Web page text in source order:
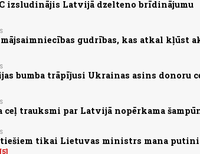
izsludinājis Latvijā dzelteno brīdinājumu
mājsaimniecības gudrības, kas atkal kļūst
bumba trāpījusi Ukrainas asins donoru
ceļ trauksmi par Latvijā nopērkama
tikai Lietuvas ministrs mana
5